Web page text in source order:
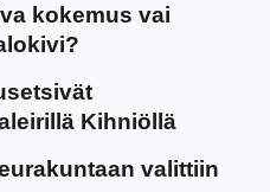
kokemus vai
Kihniöllä
valittiin